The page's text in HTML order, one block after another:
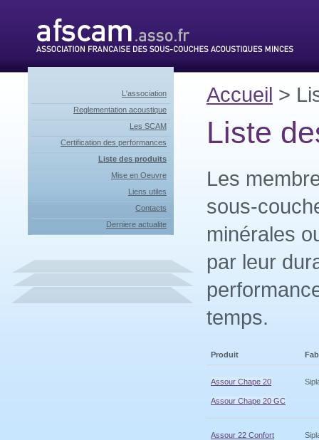
L'association
Reglementation acoustique
Les SCAM
Certification des performances
Liste des produits
Mise en Oeuvre
Liens utiles
Contacts
Derniere actualite
Accueil >
Liste
Les
sous-
minérales
par leur
temps.
Produit
Assour Chape 20
Assour Chape 20 GC
Assour 22 Confort